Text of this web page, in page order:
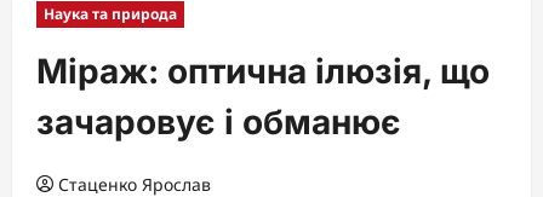
Наука та природа
Міраж: оптична ілюзія, що
зачаровує і обманює
Стаценко Ярослав